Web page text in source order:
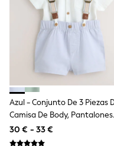
Shop all
Lilo & Stitch
Bluey
Disney
Peppa Pig
New In
Trainers
Hoodies &
T-Shirts & Vests
Leggings
Swim
Azul - Conjunto De 3 Piezas
Camisa De Body, Pantalones
Cortos Y Tirantes Para Bebé
Meses-2 Años)
30 € - 33 €